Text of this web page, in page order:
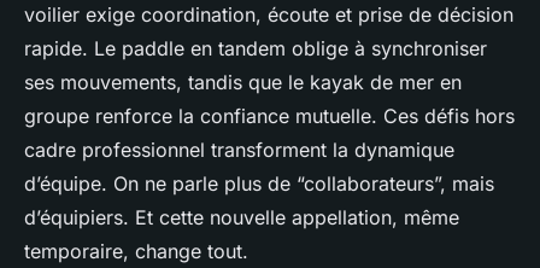
voilier exige coordination, écoute et prise de décision
rapide. Le paddle en tandem oblige à synchroniser
ses mouvements, tandis que le kayak de mer en
groupe renforce la confiance mutuelle. Ces défis hors
cadre professionnel transforment la dynamique
d’équipe. On ne parle plus de “collaborateurs”, mais
d’équipiers. Et cette nouvelle appellation, même
temporaire, change tout.